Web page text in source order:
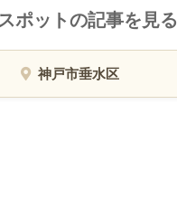
ポットの記事を見る
神戸市垂水区